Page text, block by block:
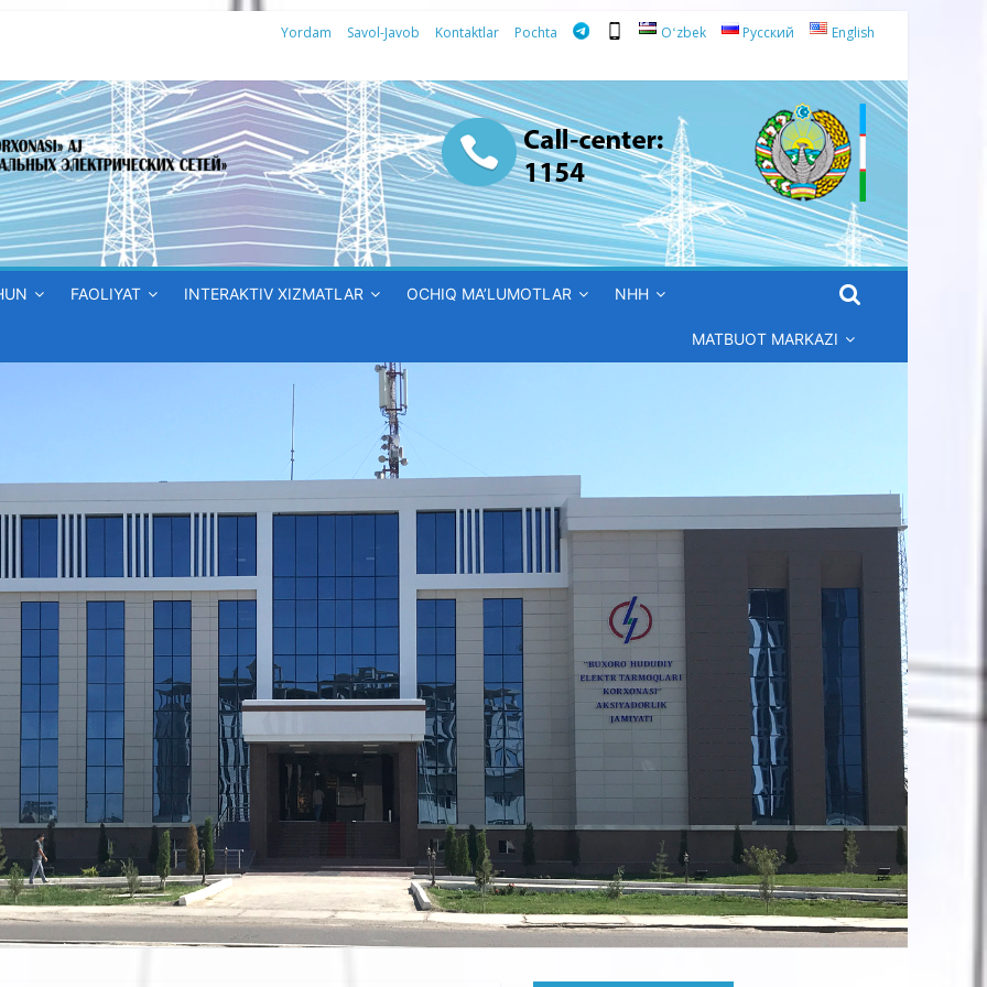
Yordam Savol-Javob Kontaktlar Pochta Oʻzbek Русский English
FAOLIYAT INTERAKTIV XIZMATLAR OCHIQ MA’LUMOTLAR NHH
MATBUOT MARKAZI